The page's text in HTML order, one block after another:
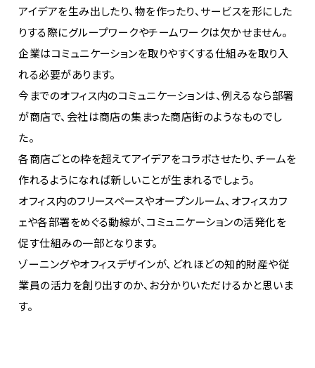
アイデアを生み出したり、物を作ったり、サービスを形にした
りする際にグループワークやチームワークは欠かせません。
企業はコミュニケーションを取りやすくする仕組みを取り入
れる必要があります。
今までのオフィス内のコミュニケーションは、例えるなら部署
が商店で、会社は商店の集まった商店街のようなものでし
た。
各商店ごとの枠を超えてアイデアをコラボさせたり、チームを
作れるようになれば新しいことが生まれるでしょう。
オフィス内のフリースペースやオープンルーム、オフィスカフ
ェや各部署をめぐる動線が、コミュニケーションの活発化を
促す仕組みの一部となります。
ゾーニングやオフィスデザインが、どれほどの知的財産や従
業員の活力を創り出すのか、お分かりいただけるかと思いま
す。